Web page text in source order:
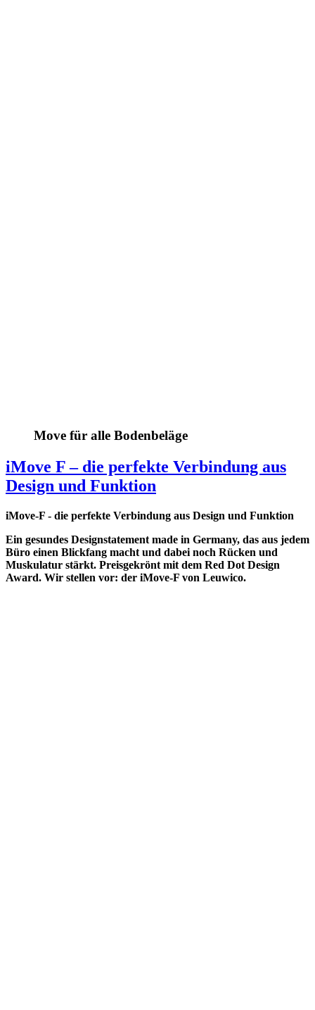
Move für alle Bodenbeläge
iMove F – die perfekte Verbindung aus
Design und Funktion
iMove-F - die perfekte Verbindung aus Design und Funktion
Ein gesundes Designstatement made in Germany, das aus jedem
Büro einen Blickfang macht und dabei noch Rücken und
Muskulatur stärkt. Preisgekrönt mit dem Red Dot Design
Award. Wir stellen vor: der iMove-F von Leuwico.